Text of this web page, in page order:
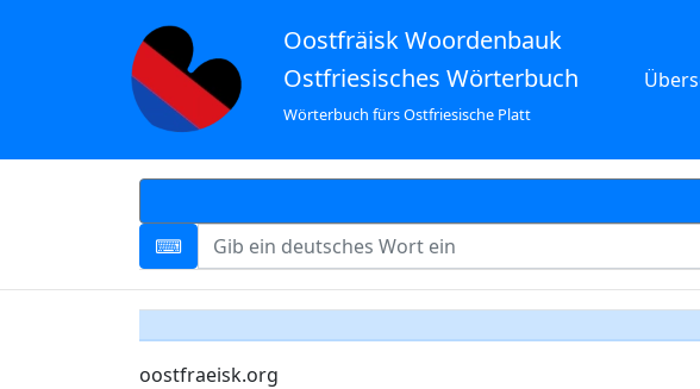
Oostfräisk Woordenbauk
Ostfriesisches Wörterbuch
Wörterbuch fürs Ostfriesische Platt
oostfraeisk.org